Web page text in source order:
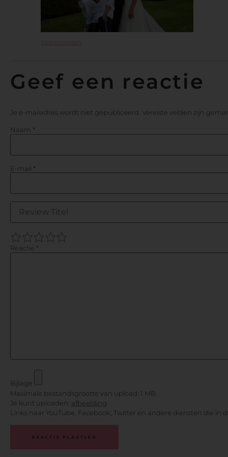
Beantwoorden
Geef een reactie
Je e-mailadres wordt niet gepubliceerd. Vereiste velden zijn
Naam *
E-mail *
5
4
3
2
Reactie *
Bijlage
Maximale bestandsgrootte van upload: 1 MB.
Je kunt uploaden: afbeelding
Links naar YouTube, Facebook, Twitter en andere diensten die